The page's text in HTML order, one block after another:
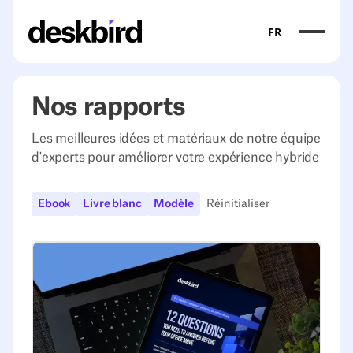
FR
Nos rapports
Les meilleures idées et matériaux de notre équipe
d'experts pour améliorer votre expérience hybride
Ebook Livre blanc Modèle Réinitialiser
Posez-vous ces 12 questions avant de démenager de